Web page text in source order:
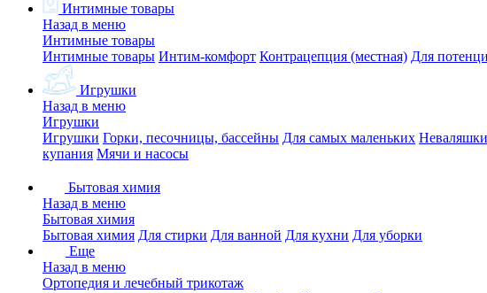
Интимные товары
Назад в меню
Интимные товары
Интимные товары Интим-комфорт Контрацепция (местная) Для
Игрушки
Назад в меню
Игрушки
Игрушки Горки, песочницы, бассейны Для самых маленьких
купания Мячи и насосы
Бытовая химия
Назад в меню
Бытовая химия
Бытовая химия Для стирки Для ванной Для кухни Для уборки
Еще
Назад в меню
Ортопедия и лечебный трикотаж